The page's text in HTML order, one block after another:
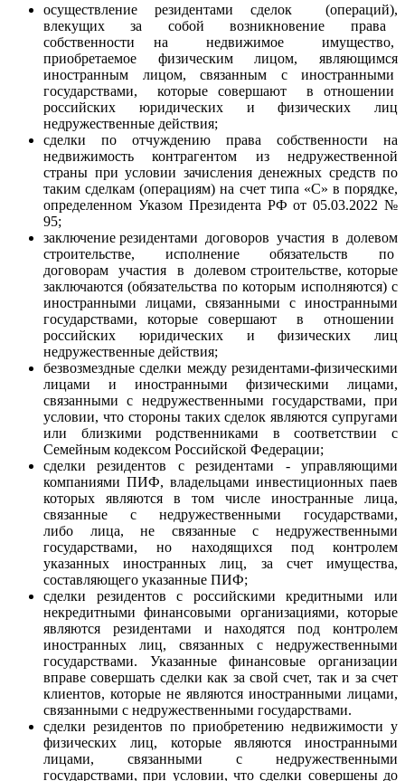
осуществление резидентами сделок (операций),
влекущих за собой возникновение права
собственности на недвижимое имущество,
приобретаемое физическим лицом, являющимся
иностранным лицом, связанным с иностранными
государствами, которые совершают в отношении
российских юридических и физических лиц
недружественные действия;
сделки по отчуждению права собственности на
недвижимость контрагентом из недружественной
страны при условии зачисления денежных средств по
таким сделкам (операциям) на счет типа «С» в порядке,
определенном Указом Президента РФ от 05.03.2022 №
95;
заключение резидентами договоров участия в долевом
строительстве, исполнение обязательств по
договорам участия в долевом строительстве, которые
заключаются (обязательства по которым исполняются) с
иностранными лицами, связанными с иностранными
государствами, которые совершают в отношении
российских юридических и физических лиц
недружественные действия;
безвозмездные сделки между резидентами-физическими
лицами и иностранными физическими лицами,
связанными с недружественными государствами, при
условии, что стороны таких сделок являются супругами
или близкими родственниками в соответствии с
Семейным кодексом Российской Федерации;
сделки резидентов с резидентами - управляющими
компаниями ПИФ, владельцами инвестиционных паев
которых являются в том числе иностранные лица,
связанные с недружественными государствами,
либо лица, не связанные с недружественными
государствами, но находящихся под контролем
указанных иностранных лиц, за счет имущества,
составляющего указанные ПИФ;
сделки резидентов с российскими кредитными или
некредитными финансовыми организациями, которые
являются резидентами и находятся под контролем
иностранных лиц, связанных с недружественными
государствами. Указанные финансовые организации
вправе совершать сделки как за свой счет, так и за счет
клиентов, которые не являются иностранными лицами,
связанными с недружественными государствами.
сделки резидентов по приобретению недвижимости у
физических лиц, которые являются иностранными
лицами, связанными с недружественными
государствами, при условии, что сделки совершены до